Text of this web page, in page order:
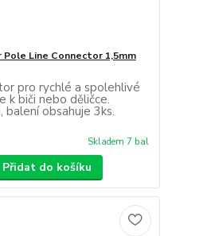
Line Connector 1,5mm
pro rychlé a spolehlivé
k biči nebo děličce.
balení obsahuje 3ks.
Skladem 7 bal
Přidat do košíku